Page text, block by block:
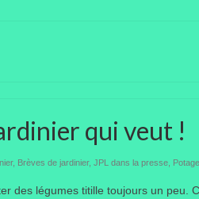
qui veut !
, Brèves de jardinier, JPL dans la presse
des légumes titille toujours un peu.